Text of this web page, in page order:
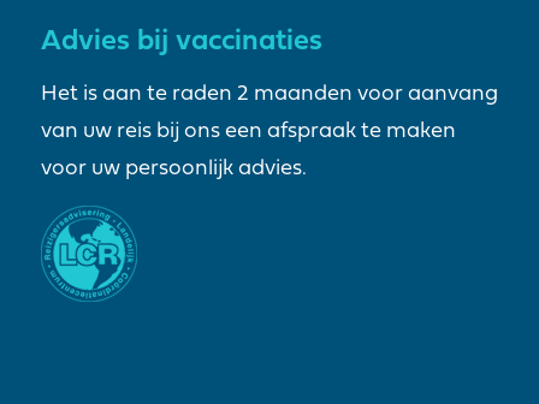
Advies bij vaccinaties
Het is aan te raden 2 maanden voor aanvang
van uw reis bij ons een afspraak te maken
voor uw persoonlijk advies.